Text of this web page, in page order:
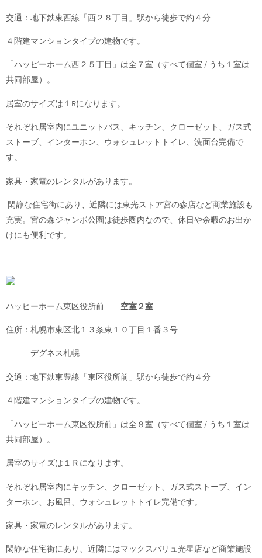
交通：地下鉄東西線「西２８丁目」駅から徒歩で約４分
４階建マンションタイプの建物です。
「ハッピーホーム西２５丁目」は全７室（すべて個室 / うち１室は
共同部屋）。
居室のサイズは１Rになります。
それぞれ居室内にユニットバス、キッチン、クローゼット、ガス式
ストーブ、インターホン、ウォシュレットトイレ、洗面台完備で
す。
家具・家電のレンタルがあります。
閑静な住宅街にあり、近隣には東光ストア宮の森店など商業施設も
充実。宮の森ジャンボ公園は徒歩圏内なので、休日や余暇のお出か
けにも便利です。
ハッピーホーム東区役所前 空室２室
住所：札幌市東区北１３条東１０丁目１番３号
デグネス札幌
交通：地下鉄東豊線「東区役所前」駅から徒歩で約４分
４階建マンションタイプの建物です。
「ハッピーホーム東区役所前」は全８室（すべて個室 / うち１室は
共同部屋）。
居室のサイズは１Ｒになります。
それぞれ居室内にキッチン、クローゼット、ガス式ストーブ、イン
ターホン、お風呂、ウォシュレットトイレ完備です。
家具・家電のレンタルがあります。
閑静な住宅街にあり、近隣にはマックスバリュ光星店など商業施設